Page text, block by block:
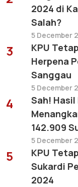
2024 di
Salah?
5 December
3
KPU
Herpena
Sanggau
5 December
4
Sah!
142.909
5 December
5
KPU
Sukardi
2024